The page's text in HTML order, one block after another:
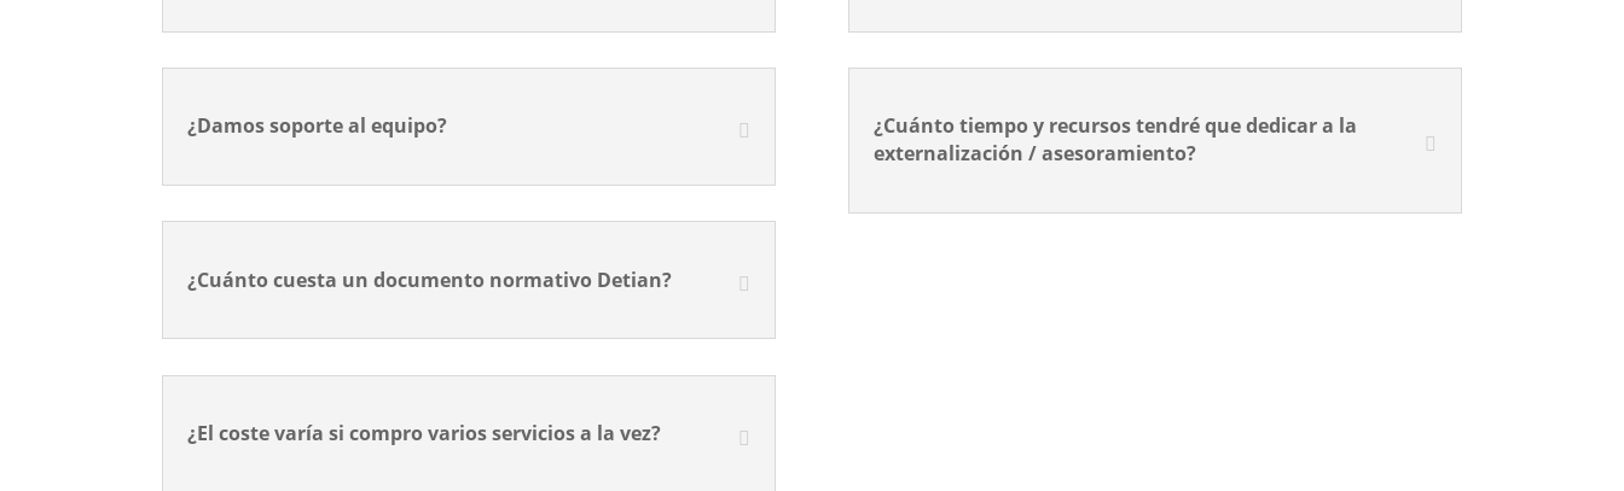
¿Damos soporte al equipo?
¿Cuánto cuesta un documento normativo Detian?
¿El coste varía si compro varios servicios a la vez?
¿Cuánto tiempo y recursos tendré que dedicar a la
externalización / asesoramiento?